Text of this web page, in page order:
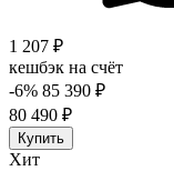
1 207 ₽
кешбэк на счёт
-6% 85 390 ₽
80 490 ₽
Купить
Хит